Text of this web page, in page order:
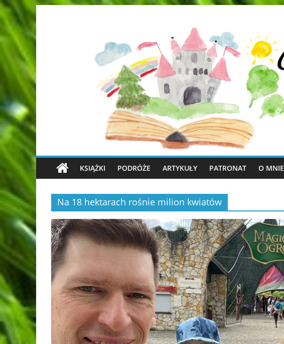
KSIĄŻKI PODRÓŻE ARTYKUŁY PATRONAT O MNIE
Na 18 hektarach rośnie milion kwiatów